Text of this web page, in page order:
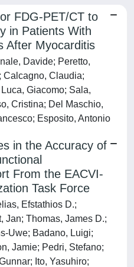
FDG-PET/CT to
in Patients With
After Myocarditis
Davide; Peretto,
Calcagno, Claudia;
Giacomo; Sala,
Cristina; Del Maschio,
Esposito, Antonio
in the Accuracy of
From the EACVI-
Task Force
Efstathios D.;
Jan; Thomas, James D.;
Uwe; Badano, Luigi;
Jamie; Pedri, Stefano;
Ito, Yasuhiro;